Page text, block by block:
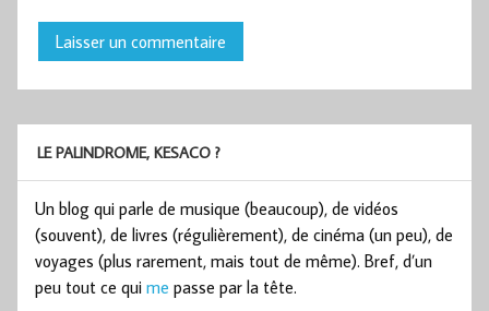
LE PALINDROME, KESACO ?
Un blog qui parle de musique (beaucoup), de vidéos
(souvent), de livres (régulièrement), de cinéma (un peu), de
voyages (plus rarement, mais tout de même). Bref, d’un
peu tout ce qui me passe par la tête.